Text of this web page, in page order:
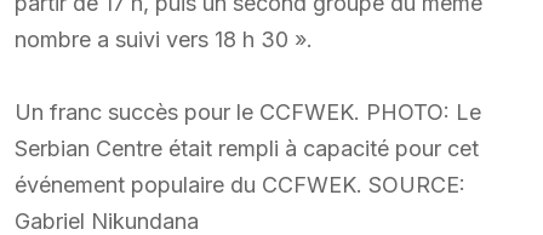
nombre a suivi vers 18 h 30 ».
Un franc succès pour le CCFWEK. PHOTO: Le
Serbian Centre était rempli à capacité pour cet
événement populaire du CCFWEK. SOURCE:
Gabriel Nikundana